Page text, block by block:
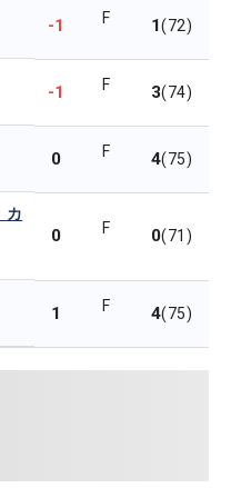
-1 F 1(72)
-1 F 3(74)
0 F 4(75)
カ
0 F 0(71)
1 F 4(75)